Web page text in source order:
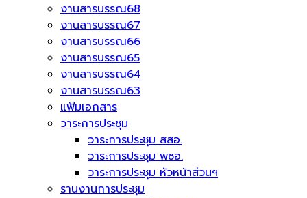
งานสารบรรณ68
งานสารบรรณ67
งานสารบรรณ66
งานสารบรรณ65
งานสารบรรณ64
งานสารบรรณ63
แฟ้มเอกสาร
วาระการประชุม
วาระการประชุม สสอ.
วาระการประชุม พชอ.
วาระการประชุม หัวหน้าส่วนฯ
รานงานการประชุม